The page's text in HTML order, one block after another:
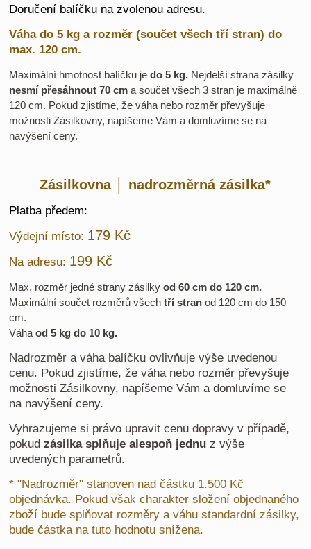
Doručení balíčku na zvolenou adresu.
Váha do 5 kg a rozměr (součet všech tří stran) do
max. 120 cm.
Maximální hmotnost balíčku jedo 5 kg. Nejdelší strana zásilky
nesmí přesáhnout 70 cm a součet všech 3 stran je maximálně
120 cm. Pokud zjistíme, že váha nebo rozměr převyšuje
možnosti Zásilkovny, napíšeme Vám a domluvíme se na
navýšení ceny.
Zásilkovna │ nadrozměrná zásilka*
Platba předem:
Výdejní místo: 179 Kč
Na adresu: 199 Kč
Max. rozměr jedné strany zásilkyod 60 cm do 120 cm.
Maximální součet rozměrů všechtří stran od 120 cm do 150
cm.
Váhaod 5 kg do 10 kg.
Nadrozměr a váha balíčku ovlivňuje výše uvedenou
cenu. Pokud zjistíme, že váha nebo rozměr převyšuje
možnosti Zásilkovny, napíšeme Vám a domluvíme se
na navýšení ceny.
Vyhrazujeme si právo upravit cenu dopravy v případě,
pokudzásilka splňuje alespoň jednu z výše
uvedených parametrů.
* "Nadrozměr" stanoven nad částku 1.500 Kč
objednávka. Pokud však charakter složení objednaného
zboží bude splňovat rozměry a váhu standardní zásilky,
bude částka na tuto hodnotu snížena.